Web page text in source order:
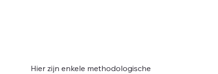
Hier zijn enkele methodologische